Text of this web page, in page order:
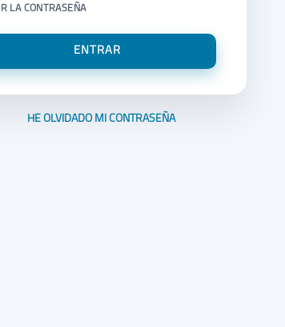
LA CONTRASEÑA
ENTRAR
HE OLVIDADO MI CONTRASEÑA